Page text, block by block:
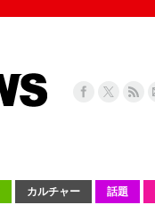
カルチャー 話題